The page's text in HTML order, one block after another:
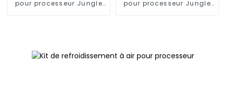
pour processeur Jungle
pour processeur Jungle